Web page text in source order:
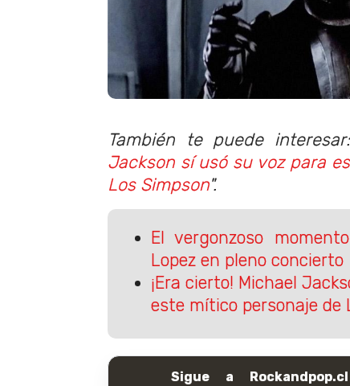
También te puede
Jackson sí usó su voz para
Los Simpson".
El vergonzoso
Lopez en pleno concierto
¡Era cierto! Michael
este mítico personaje de
Sigue a